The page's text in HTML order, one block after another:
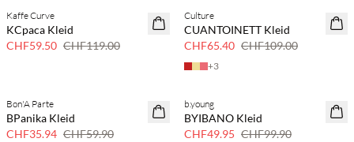
50 % Rabatt
Kaffe Curve
KCpaca Kleid
CHF59.50 CHF119.00
40 % Rabatt
Culture
CUANTOINETT Kleid
CHF65.40 CHF109.00
+3
40 % Rabatt
Bon'A Parte
BPanika Kleid
CHF35.94 CHF59.90
50 % Rabatt
b.young
BYIBANO Kleid
CHF49.95 CHF99.90